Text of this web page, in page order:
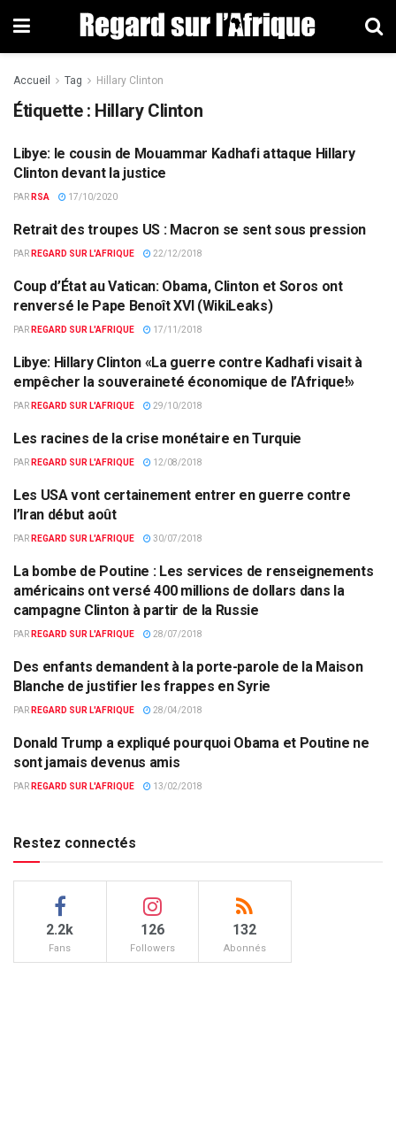
Accueil Tag Hillary Clinton
Étiquette : Hillary Clinton
ETATS-UNIS
Libye: le cousin de Mouammar Kadhafi attaque Hillary
Clinton devant la justice
PAR RSA 17/10/2020
DÉFENSE
Retrait des troupes US : Macron se sent sous pression
PAR REGARD SUR L'AFRIQUE 22/12/2018
COUPS D'ETATS
Coup d’État au Vatican: Obama, Clinton et Soros ont
renversé le Pape Benoît XVI (WikiLeaks)
PAR REGARD SUR L'AFRIQUE 17/11/2018
ACTUALITÉS PAR PAYS
Libye: Hillary Clinton «La guerre contre Kadhafi visait à
empêcher la souveraineté économique de l’Afrique!»
PAR REGARD SUR L'AFRIQUE 29/10/2018
COMMERCE
Les racines de la crise monétaire en Turquie
PAR REGARD SUR L'AFRIQUE 12/08/2018
FAITS DIVERS
Les USA vont certainement entrer en guerre contre
l’Iran début août
PAR REGARD SUR L'AFRIQUE 30/07/2018
EUROPE & MONDE
La bombe de Poutine : Les services de renseignements
américains ont versé 400 millions de dollars dans la
campagne Clinton à partir de la Russie
PAR REGARD SUR L'AFRIQUE 28/07/2018
ACTUALITÉS PAR PAYS
Des enfants demandent à la porte-parole de la Maison
Blanche de justifier les frappes en Syrie
PAR REGARD SUR L'AFRIQUE 28/04/2018
DIPLOMATIE
Donald Trump a expliqué pourquoi Obama et Poutine ne
sont jamais devenus amis
PAR REGARD SUR L'AFRIQUE 13/02/2018
Restez connectés
2.2k
Fans
126
Followers
132
Abonnés